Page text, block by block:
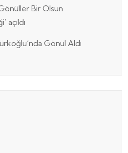
Bir Olsun
açıldı
Gönül Aldı